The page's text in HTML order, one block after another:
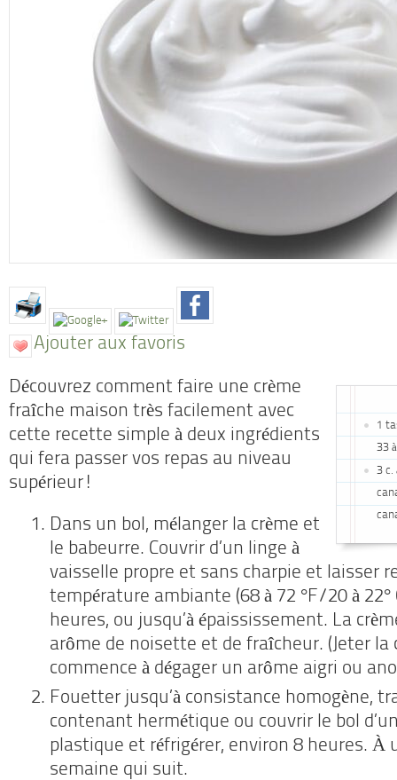
Ajouter aux favoris
1
33
3 c.
Découvrez comment faire une crème
fraîche maison très facilement avec
cette recette simple à deux ingrédients
qui fera passer vos repas au niveau
supérieur!
Dans un bol, mélanger la crème et
le babeurre. Couvrir d’un linge à
vaisselle propre et sans charpie et laisser
température ambiante (68 à 72 °F/20 à 22°
heures, ou jusqu’à épaississement. La
arôme de noisette et de fraîcheur. (Jeter la
commence à dégager un arôme aigri ou
Fouetter jusqu’à consistance homogène,
contenant hermétique ou couvrir le bol
plastique et réfrigérer, environ 8 heures. À
semaine qui suit.